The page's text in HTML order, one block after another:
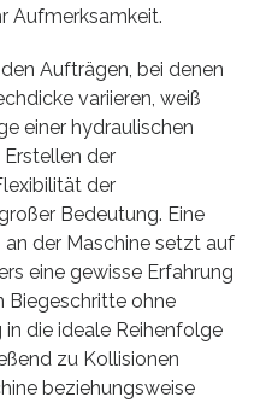
Aufmerksamkeit.
Aufträgen, bei denen
variieren, weiß
einer hydraulischen
der
der
Bedeutung. Eine
der Maschine setzt auf
eine gewisse Erfahrung
Biegeschritte ohne
die ideale Reihenfolge
zu Kollisionen
beziehungsweise